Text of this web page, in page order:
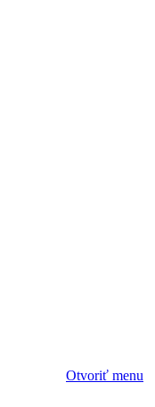
Otvoriť menu